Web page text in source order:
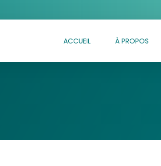
ACCUEIL À PROPOS